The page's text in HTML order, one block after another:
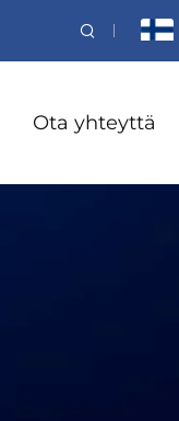
Ota yhteyttä